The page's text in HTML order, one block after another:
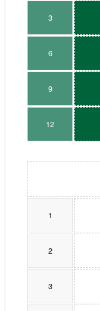
3
6
9
12
1
2
3